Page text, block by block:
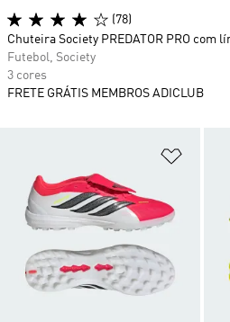
(78)
Chuteira Society PREDATOR PRO com
Futebol, Society
3 cores
FRETE GRÁTIS MEMBROS ADICLUB